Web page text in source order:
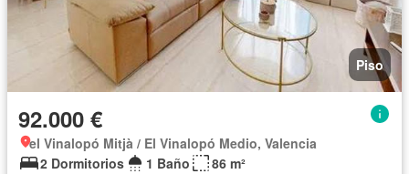
Piso
92.000 €
el Vinalopó Mitjà / El Vinalopó Medio, Valencia
2 Dormitorios
1 Baño 86 m²